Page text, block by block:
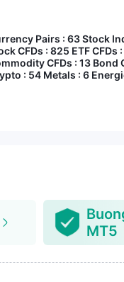
Pairs : 63 Stock
CFDs : 825 ETF CFDs
CFDs : 13 Bond
: 54 Metals : 6
MT5